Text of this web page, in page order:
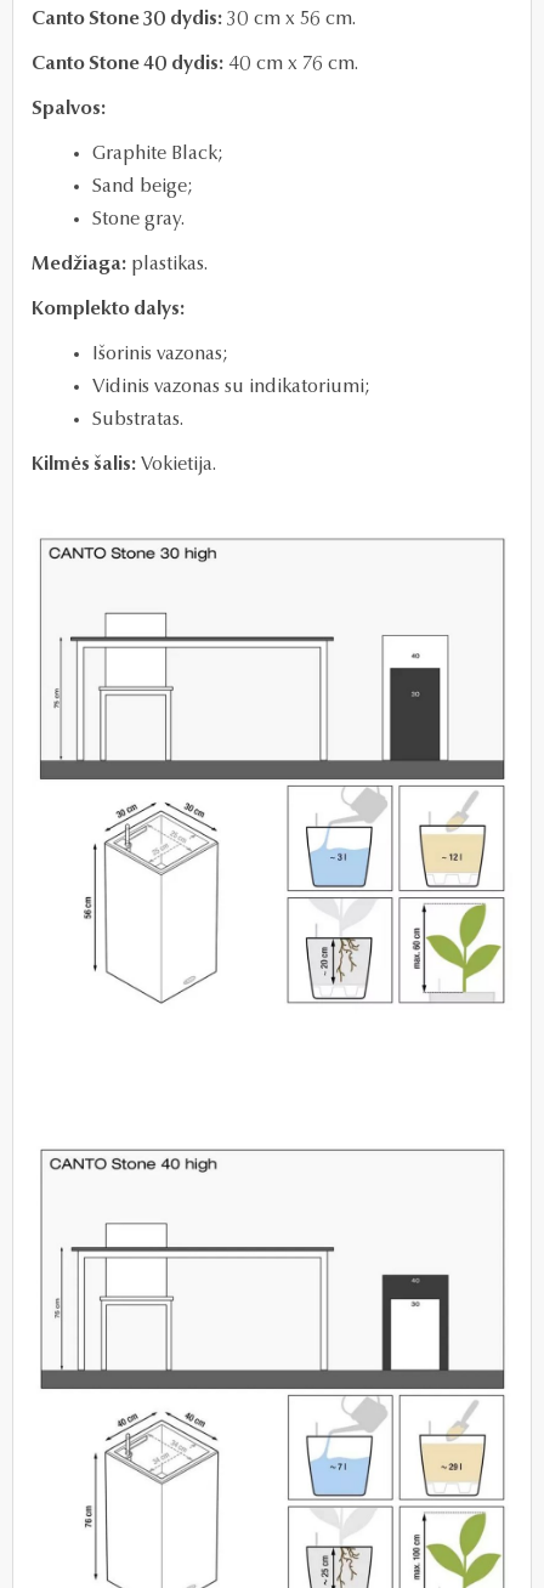
Canto Stone 30 dydis: 30 cm x 56 cm.
Canto Stone 40 dydis: 40 cm x 76 cm.
Spalvos:
Graphite Black;
Sand beige;
Stone gray.
Medžiaga: plastikas.
Komplekto dalys:
Išorinis vazonas;
Vidinis vazonas su indikatoriumi;
Substratas.
Kilmės šalis: Vokietija.